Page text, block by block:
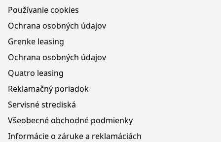
Používanie cookies
Ochrana osobných údajov
Grenke leasing
Ochrana osobných údajov
Quatro leasing
Reklamačný poriadok
Servisné strediská
Všeobecné obchodné podmienky
Informácie o záruke a reklamáciách